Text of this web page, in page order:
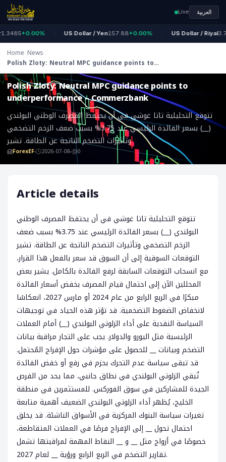
Live العربية
+0.00% US Dollar / Yen157.88+0.00% US Dollar / Riyal
Home News
Polish Zloty: Neutral MPC guidance points to
underperformance – Commerzbank
ForexEF
Polish Zloty: Neutral MPC guidance points to
underperformance – Commerzbank
تتوقع التحليلية تاتا غوشي في أن يحتفظ المصرف الوطني البولندي
(__) بسعر الفائدة الرئيسي عند 3.75% بسبب ضعف الزخم التضخمي
وتأثيرات التضخم الناتجة عن الطاقة. تشير
ForexEF 2026-07-08 0
Article details
تتوقع التحليلية تاتا غوشي في أن يحتفظ المصرف الوطني
البولندي (__) بسعر الفائدة الرئيسي عند 3.75% بسبب ضعف
الزخم التضخمي وتأثيرات التضخم الناتجة عن الطاقة. تشير
التوقعات السوقية إلى أن السوق قد سعر بالفعل هذا القرار،
مع انسحاب التوقعات السابقة لرفع الفائدة بالكامل. يشير بعض
المحللين الآن إلى احتمال قيام المصرف بخفض أسعار الفائدة
مبكرًا في الربع الرابع من عام 2024 أو مارس 2027، انعكاسًا
لانخفاض الضغوط التضخمية. قد تؤثر هذه الحياد في توجيهات
السياسة النقدية على أداء الزلوتي البولندي (__) أمام العملات
الرئيسية مثل اليورو والدولار. يجب على التجار مراقبة بيانات
التضخم وبيانات __ للحصول على مؤشرات حول الإفراج المُحتمل.
قد تبقى سياسة عدم التحرك بحزم في رفع أو خفض الفائدة
تُبقي الزلوتي البولندي في نطاق جانبي، مما يحد من الفرص
الجيدة للمشاركين في سوق الفوركس. للمستثمرين في منطقة
الخليج، يُظهر أداء الزلوتي البولندي الضعيف أهمية متابعة
تغيرات سياسة البنوك المركزية في الأسواق الناشئة. قد يخلق
احتمال تحول __ إلى الإفراج فرصًا في العملات المتقاطعة،
خصوصًا في أزواج مثل __ و __ النقاط المهمة لمراقبتها تشمل
تقارير التضخم في الربع الرابع ورؤية __ لعام 2027.